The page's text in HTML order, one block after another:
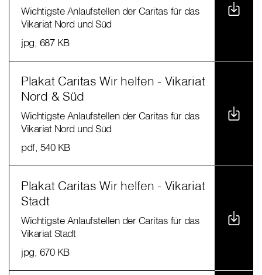
Wichtigste Anlaufstellen der Caritas für das
Vikariat Nord und Süd
jpg, 687 KB
Plakat Caritas Wir helfen - Vikariat
Nord & Süd
Wichtigste Anlaufstellen der Caritas für das
Vikariat Nord und Süd
pdf, 540 KB
Plakat Caritas Wir helfen - Vikariat
Stadt
Wichtigste Anlaufstellen der Caritas für das
Vikariat Stadt
jpg, 670 KB